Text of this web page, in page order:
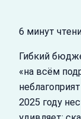
6 минут
Гибкий
«на всём
2025 году